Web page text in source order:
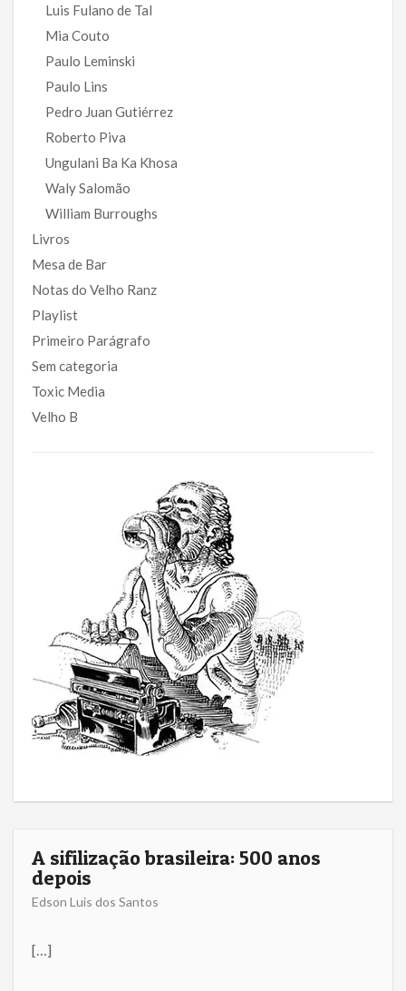
Luis Fulano de Tal
Mia Couto
Paulo Leminski
Paulo Lins
Pedro Juan Gutiérrez
Roberto Piva
Ungulani Ba Ka Khosa
Waly Salomão
William Burroughs
Livros
Mesa de Bar
Notas do Velho Ranz
Playlist
Primeiro Parágrafo
Sem categoria
Toxic Media
Velho B
A sifilização brasileira: 500 anos
depois
Edson Luis dos Santos
[…]